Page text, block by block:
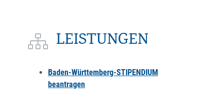
LEISTUNGEN
Baden-Württemberg-STIPENDIUM
beantragen